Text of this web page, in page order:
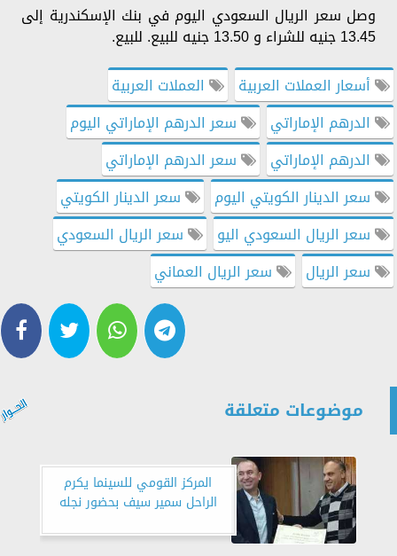
وصل سعر الريال السعودي اليوم في بنك الإسكندرية إلى
13.45 جنيه للشراء و 13.50 جنيه للبيع. للبيع.
أسعار العملات العربية
العملات العربية
الدرهم الإماراتي
سعر الدرهم الإماراتي اليوم
الدرهم الإماراتي
سعر الدرهم الإماراتي
سعر الدينار الكويتي اليوم
سعر الدينار الكويتي
سعر الريال السعودي اليو
سعر الريال السعودي
سعر الريال
سعر الريال العماني
موضوعات متعلقة
المركز القومي للسينما يكرم
الراحل سمير سيف بحضور نجله